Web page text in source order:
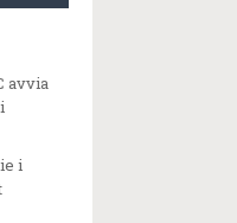
avvia
i